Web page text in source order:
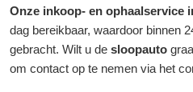
Onze inkoop- en ophaalservice
dag bereikbaar, waardoor binnen
gebracht. Wilt u de sloopauto
om contact op te nemen via het